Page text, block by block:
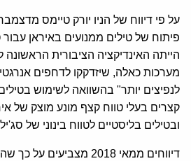
פיתוח של טילים ממנועים באיראן עבור
הייתה האינדיקציה הציבורית
מערכות כאלה, שיזדקקו לדחפים
לנפיצים יותר" בהשוואה לשימוש
ובטילים בליסטיים לטווח בינוני של סג'יל
דיווחים ממאי 2018